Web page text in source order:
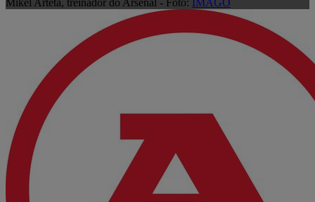
Mikel Arteta, treinador do Arsenal - Foto: IMAGO